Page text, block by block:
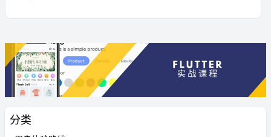
分类